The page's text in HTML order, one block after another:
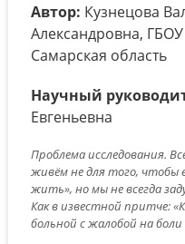
Автор: Кузнецова
Александровна,
Самарская область
Научный
Евгеньевна
Проблема исследования.
живём не для того, чтобы
жить», но мы не всегда
Как в известной притче:
больной с жалобой на